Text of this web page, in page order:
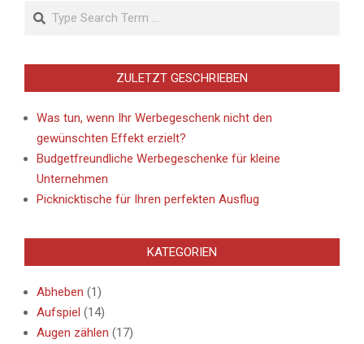
Search
ZULETZT GESCHRIEBEN
Was tun, wenn Ihr Werbegeschenk nicht den
gewünschten Effekt erzielt?
Budgetfreundliche Werbegeschenke für kleine
Unternehmen
Picknicktische für Ihren perfekten Ausflug
KATEGORIEN
Abheben (1)
Aufspiel (14)
Augen zählen (17)